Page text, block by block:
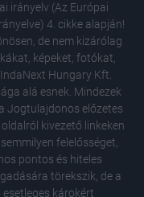
irányelv (Az Európai
4. cikke alapján!
de nem kizárólag
képeket, fotókat,
Hungary Kft.
alá esnek. Mindezek
Jogtulajdonos előzetes
kivezető linkeken
felelősséget,
pontos és hiteles
törekszik, de a
károkért